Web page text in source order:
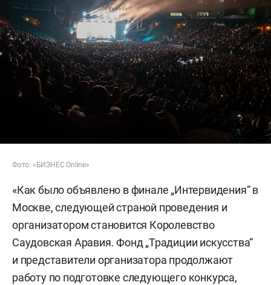
Фото: «БИЗНЕС Online»
«Как было объявлено в финале „Интервидения“ в
Москве, следующей страной проведения и
организатором становится Королевство
Саудовская Аравия. Фонд „Традиции искусства“
и представители организатора продолжают
работу по подготовке следующего конкурса,